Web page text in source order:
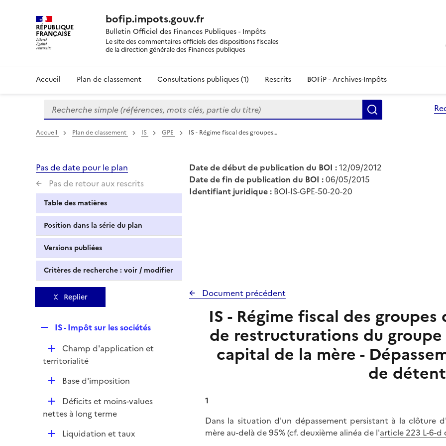
RÉPUBLIQUE
FRANÇAISE
bofip.impots.gouv.fr
Bulletin Officiel des Finances Publiques - Impôts
Le site des commentaires officiels des dispositions fiscales
de la direction générale des Finances publiques
Accueil Plan de classement Consultations publiques (1) Rescrits BOFiP - Archives-Impôts
Formulaire
de
recherche
Recherche simple (références, mots clés, partie du titre)
Accueil Plan de classement IS GPE IS - Régime fiscal des groupes…
Pas de date pour le plan
Pas de retour aux rescrits
Table des matières
Position dans la série du plan
Versions publiées
Critères de recherche : voir / modifier
Date de début de publication du BOI :12/09/2012
Date de fin de publication du BOI :06/05/2015
Identifiant juridique : BOI-IS-GPE-50-20-20
Replier
p
l
i
e
r
IS - Impôt sur les sociétés
D
é
r
Champ d'application et
territorialité
D
l
Base d'imposition
D
é
Déficits et moins-values
nettes à long terme
DLiquidation et taux
Document précédent
IS - Régime fiscal des
de restructurations du
capital de la mère -
de
1
Dans la situation d'un dépassement persistant à la clôture
mère au-delà de 95% (cf. deuxième alinéa de l'article 223 L-6-d